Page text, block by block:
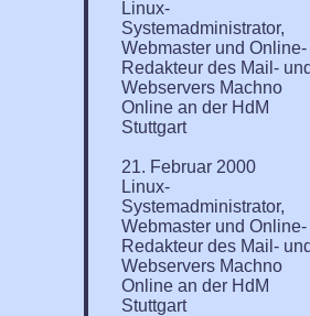
Linux-
Systemadministrator,
Webmaster und Online-
Redakteur des Mail-
Webservers Machno
Online an der HdM
Stuttgart
21. Februar 2000
Linux-
Systemadministrator,
Webmaster und Online-
Redakteur des Mail-
Webservers Machno
Online an der HdM
Stuttgart